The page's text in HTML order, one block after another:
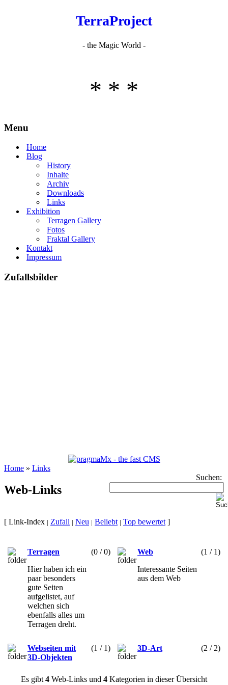
TerraProject
- the Magic World -
* * *
Menu
Home
Blog
History
Inhalte
Archiv
Downloads
Links
Exhibition
Terragen Gallery
Fotos
Fraktal Gallery
Kontakt
Impressum
Zufallsbilder
Home » Links
Web-Links
Suchen:
[ Link-Index | Zufall | Neu | Beliebt | Top bewertet]
Terragen
Hier haben ich ein
paar besonders
gute Seiten
aufgelistet, auf
welchen sich
ebenfalls alles um
Terragen dreht.
(0 / 0)
Web
Interessante Seiten
aus dem Web
(1 / 1)
Webseiten mit
3D-Objekten
(1 / 1) 3D-Art (2 / 2)
Es gibt4 Web-Links und 4 Kategorien in dieser Übersicht